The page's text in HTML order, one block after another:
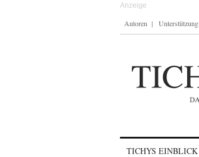
Autoren Unterstützung
TICHYS EINBLICK